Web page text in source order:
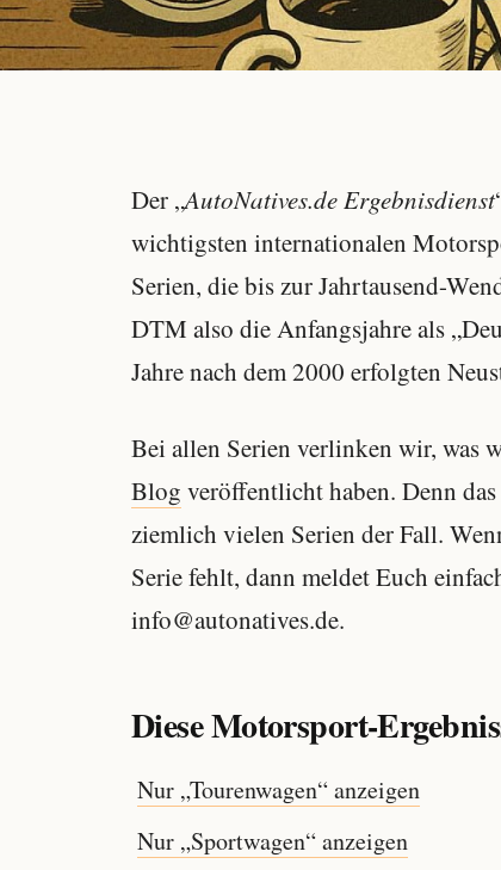
Der „AutoNatives.de Ergebnisdienst
wichtigsten internationalen
Serien, die bis zur Jahrtausend-
DTM also die Anfangsjahre als
Jahre nach dem 2000 erfolgten
Bei allen Serien verlinken wir, was
Blog veröffentlicht haben. Denn
ziemlich vielen Serien der Fall.
Serie fehlt, dann meldet Euch
info@autonatives.de.
Diese Motorsport-
Nur „Tourenwagen“ anzeigen
Nur „Sportwagen“ anzeigen